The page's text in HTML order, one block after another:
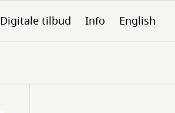
Digitale tilbud Info English